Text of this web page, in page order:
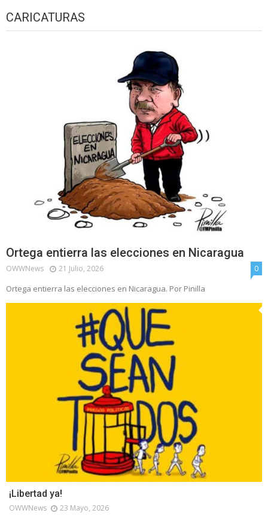
CARICATURAS
Ortega entierra las elecciones en Nicaragua
OWWNews 21 Julio, 2026 0
Ortega entierra las elecciones en Nicaragua. Por Pinilla
¡Libertad ya!
OWWNews 23 Mayo, 2026